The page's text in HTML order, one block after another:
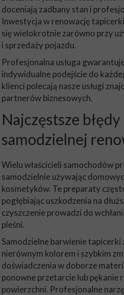
doceniają zadbany stan i
Inwestycja w renowację
się wielokrotnie zarówno przy
i sprzedaży pojazdu.
Profesjonalna usługa
indywidualne podejście do
klienci polecają nasze usługi
partnerów biznesowych.
Najczęstsze
samodzielnej
Wielu właścicieli samochodów
samodzielnie używając
kosmetyków. Te preparaty
pogłębiając uszkodzenia na
czyszczenie prowadzi do
pleśni.
Samodzielne barwienie tapicerki
nierównym kolorem i szybkim
doświadczenia w doborze
ponowne przetarcie lub pękanie
powierzchni. Profesjonalne